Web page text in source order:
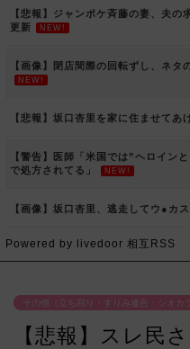
【悲報】ジャンポケ斉藤の妻、夫
更新
NEW!
【画像】閉店間際の回転ずし、ネ
NEW!
【悲報】坂口杏里を家に住ませてあ
【警告】医師「米国では”ヘロイン
で処方されてる」
NEW!
【画像】坂口杏里、逃走してウ●カ
Powered by livedoor 相互RSS
その他（立ち回り・すりみ連合・シオカ
【悲報】スレ民